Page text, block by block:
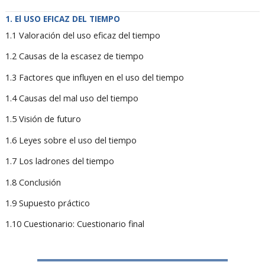
El USO EFICAZ DEL TIEMPO
1.1 Valoración del uso eficaz del tiempo
1.2 Causas de la escasez de tiempo
1.3 Factores que influyen en el uso del tiempo
1.4 Causas del mal uso del tiempo
1.5 Visión de futuro
1.6 Leyes sobre el uso del tiempo
1.7 Los ladrones del tiempo
1.8 Conclusión
1.9 Supuesto práctico
1.10 Cuestionario: Cuestionario final